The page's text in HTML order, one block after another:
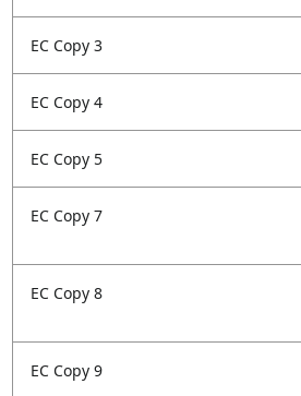
EC Copy 3
EC Copy 4
EC Copy 5
EC Copy 7
EC Copy 8
EC Copy 9